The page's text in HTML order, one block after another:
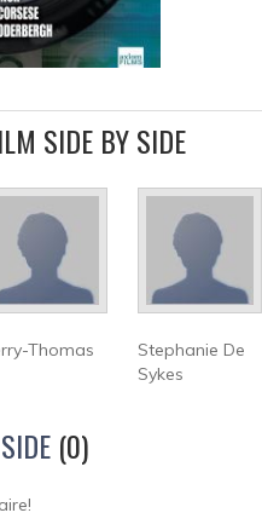
SIDE BY SIDE
Thomas
Stephanie De
Sykes
(0)